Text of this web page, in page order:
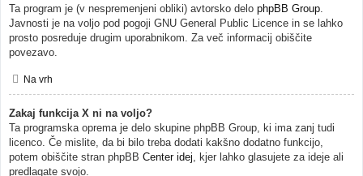
Ta program je (v nespremenjeni obliki) avtorsko delo phpBB Group.
Javnosti je na voljo pod pogoji GNU General Public Licence in se lahko
prosto posreduje drugim uporabnikom. Za več informacij obiščite
povezavo.
Na vrh
Zakaj funkcija X ni na voljo?
Ta programska oprema je delo skupine phpBB Group, ki ima zanj tudi
licenco. Če mislite, da bi bilo treba dodati kakšno dodatno funkcijo,
potem obiščite stran phpBB Center idej, kjer lahko glasujete za ideje ali
predlagate svojo.